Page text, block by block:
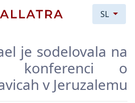
SL
je sodelovala na
konferenci o
v Jeruzalemu